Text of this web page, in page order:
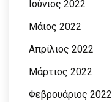
Ιούνιος 2022
Μάιος 2022
Απρίλιος 2022
Μάρτιος 2022
Φεβρουάριος 2022